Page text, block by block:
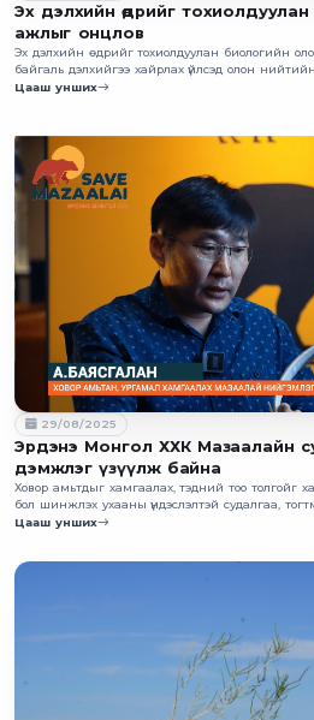
Эх дэлхийн өдрийг
ажлыг онцлов
Эх дэлхийн өдрийг тохиолдуулан биологийн
байгаль дэлхийгээ хайрлах үйлсэд олон
нэн ховор амьтан болох мазаалайн гэрэл
Цааш унших
29/08/2025
Эрдэнэ Монгол ХХК Мазаалайн
дэмжлэг үзүүлж байна
Ховор амьтдыг хамгаалах, тэдний тоо толгойг
бол шинжлэх ухааны үндэслэлтэй судалгаа,
Цааш унших